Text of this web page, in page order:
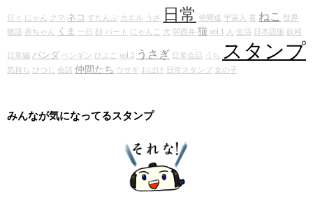
日々 にゃん クマ ネコ すたんぷ カエル うさ 日常 仲間達 宇宙人 君 ねこ
世界
敬語 赤ちゃん くま 一日 顔 パート にゃんこ 犬 関西弁 猫 vol.1 人 生活 日本語版 妖精
日常編 パンダ ペンギン ひよこ vol.2 うさぎ 日常会話 うち スタンプ
気持ち ひつじ 会話 仲間たち ウサギ おばけ 日常スタンプ 女の子
みんなが気になってるスタンプ